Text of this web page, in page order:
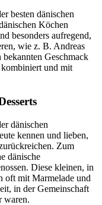
besten dänischen
Köchen
besonders aufregend,
wie z. B. Andreas
Geschmack
und mit
dänischen
kennen und lieben,
Zum
dänische
Diese kleinen, in
oft mit Marmelade und
in der Gemeinschaft
waren.